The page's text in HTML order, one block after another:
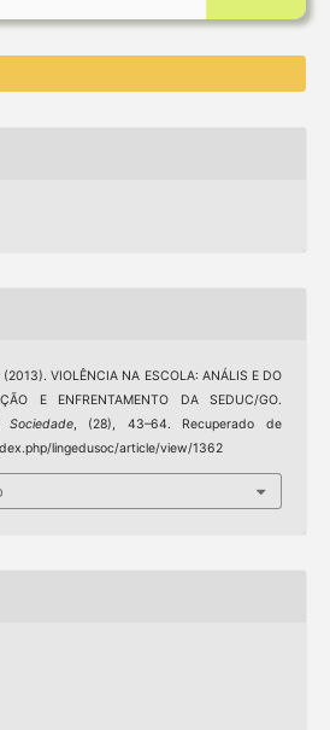
(2013). VIOLÊNCIA NA ESCOLA: ANÁLIS E DO
E ENFRENTAMENTO DA SEDUC/GO.
Sociedade, (28), 43–64. Recuperado de
lingedusoc/article/view/1362